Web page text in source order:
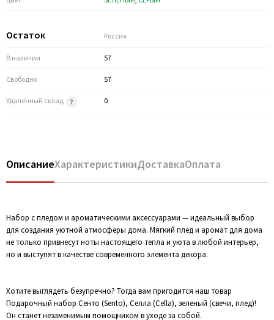
Остаток Россия
В наличии 57
Свободно 57
Удалённый склад 0
ОписаниеХарактеристикиДоставкаОплата
Набор с пледом и ароматическими аксессуарами — идеальный выбор
для создания уютной атмосферы дома. Мягкий плед и аромат для дома
не только привнесут ноты настоящего тепла и уюта в любой интерьер,
но и выступят в качестве современного элемента декора.
Хотите выглядеть безупречно? Тогда вам пригодится наш товар
Подарочный набор Сенто (Sento), Селла (Cella), зеленый (свечи, плед)!
Он станет незаменимым помощником в уходе за собой.